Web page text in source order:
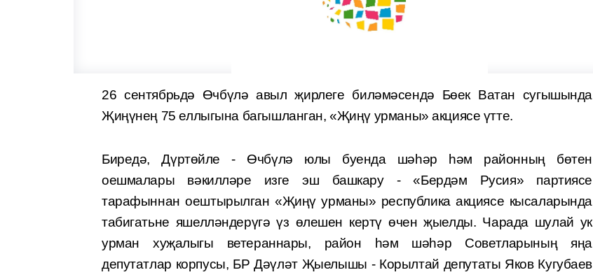
26 сентябрьдә Өчбүлә авыл җирлеге биләмәсендә Бөек Ватан сугышында
Җиңүнең 75 еллыгына багышланган, «Җиңү урманы» акциясе үтте.
Биредә, Дүртөйле - Өчбүлә юлы буенда шәһәр һәм районның бөтен
оешмалары вәкилләре изге эш башкару - «Бердәм Русия» партиясе
тарафыннан оештырылган «Җиңү урманы» республика акциясе кысаларында
табигатьне яшелләндерүгә үз өлешен кертү өчен җыелды. Чарада шулай ук
урман хуҗалыгы ветераннары, район һәм шәһәр Советларының яңа
депутатлар корпусы, БР Дәүләт Җыелышы - Корылтай депутаты Яков Кугубаев